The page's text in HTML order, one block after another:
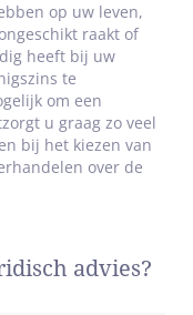
op uw leven,
raakt of
heeft bij uw
te
om een
u graag zo veel
bij het kiezen van
over de
advies?